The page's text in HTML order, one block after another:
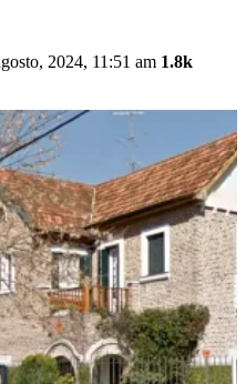
2024, 11:51 am 1.8k